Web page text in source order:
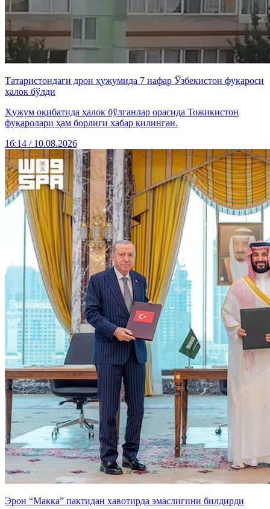
Татаристондаги дрон ҳужумида 7 нафар Ўзбекистон фуқароси
ҳалок бўлди
Ҳужум оқибатида ҳалок бўлганлар орасида Тожикистон
фуқаролари ҳам борлиги хабар қилинган.
16:14 / 10.08.2026
Эрон “Макка” пактидан хавотирда эмаслигини билдирди